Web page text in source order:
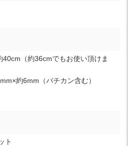
40cm（約36cmでもお使い頂けま
約6mm（バチカン含む）
ト